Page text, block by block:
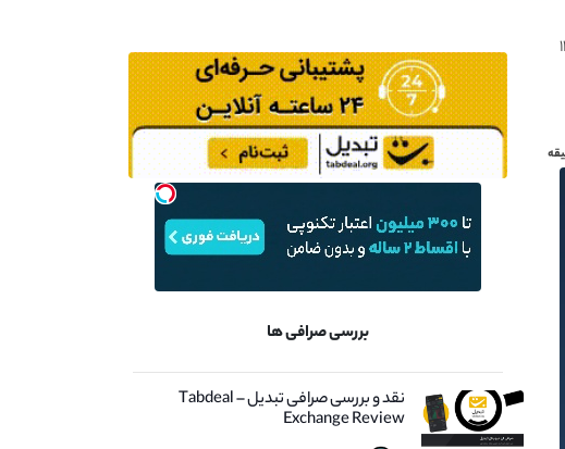
بررسی صرافی ها
نقد و بررسی صرافی تبدیل – Tabdeal
Exchange Review